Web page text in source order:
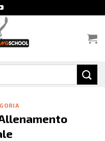
Allenamento